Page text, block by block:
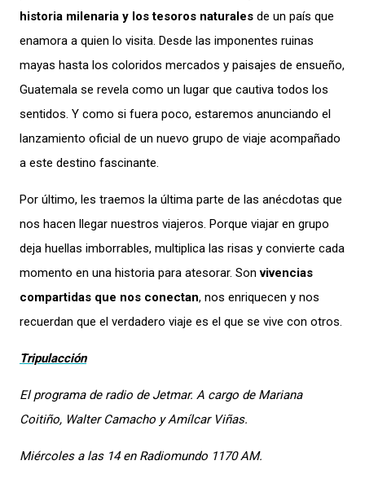
historia milenaria y los tesoros naturales de un país que
enamora a quien lo visita. Desde las imponentes ruinas
mayas hasta los coloridos mercados y paisajes de ensueño,
Guatemala se revela como un lugar que cautiva todos los
sentidos. Y como si fuera poco, estaremos anunciando el
lanzamiento oficial de un nuevo grupo de viaje acompañado
a este destino fascinante.
Por último, les traemos la última parte de las anécdotas que
nos hacen llegar nuestros viajeros. Porque viajar en grupo
deja huellas imborrables, multiplica las risas y convierte cada
momento en una historia para atesorar. Sonvivencias
compartidas que nos conectan, nos enriquecen y nos
recuerdan que el verdadero viaje es el que se vive con otros.
Tripulacción
El programa de radio de Jetmar. A cargo de Mariana
Coitiño, Walter Camacho y Amílcar Viñas.
Miércoles a las 14 en Radiomundo 1170 AM.